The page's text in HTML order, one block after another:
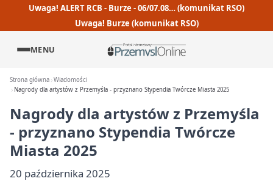
Uwaga! ALERT RCB - Burze - 06/07.08… (komunikat RSO)
Uwaga! Burze (komunikat RSO)
MENU
Strona główna Wiadomości
Nagrody dla artystów z Przemyśla - przyznano Stypendia Twórcze Miasta 2025
Nagrody dla artystów z Przemyśla
- przyznano Stypendia Twórcze
Miasta 2025
20 października 2025